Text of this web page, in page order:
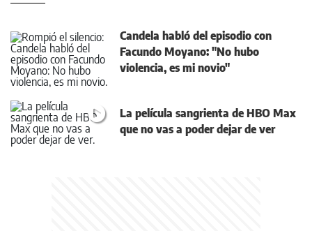
Candela habló del episodio con
Facundo Moyano: "No hubo
violencia, es mi novio"
La película sangrienta de HBO Max
que no vas a poder dejar de ver